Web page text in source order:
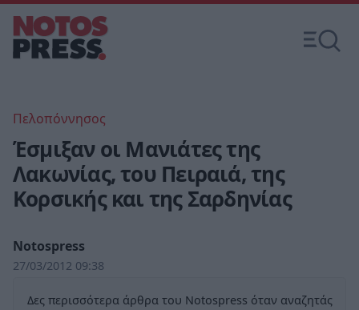
Πελοπόννησος
Έσμιξαν οι Μανιάτες της
Λακωνίας, του Πειραιά, της
Κορσικής και της Σαρδηνίας
Notospress
27/03/2012 09:38
Δες περισσότερα άρθρα του Notospress όταν αναζητάς